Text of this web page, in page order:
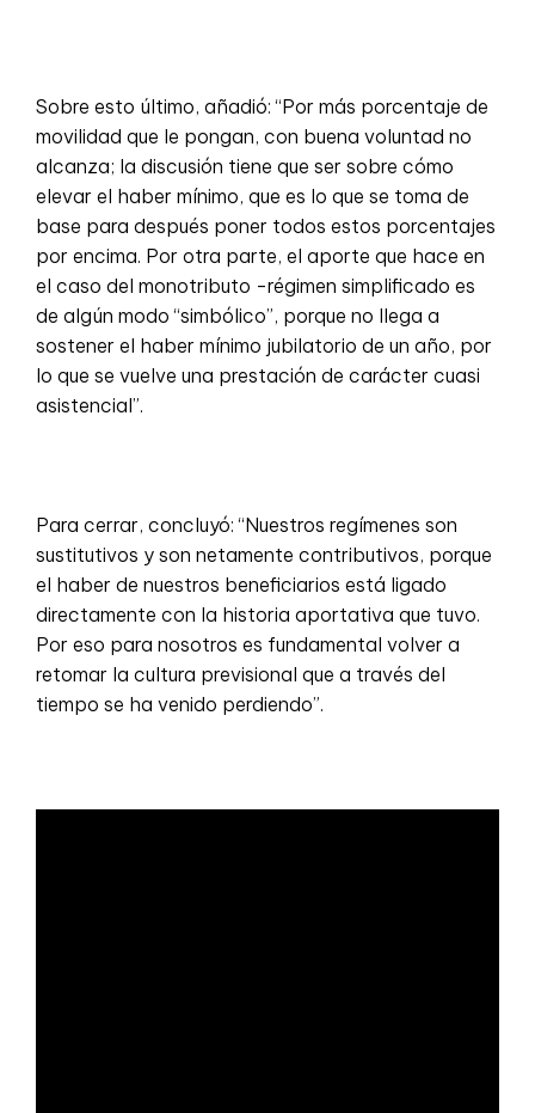
Sobre esto último, añadió: “Por más porcentaje de
movilidad que le pongan, con buena voluntad no
alcanza; la discusión tiene que ser sobre cómo
elevar el haber mínimo, que es lo que se toma de
base para después poner todos estos porcentajes
por encima. Por otra parte, el aporte que hace en
el caso del monotributo -régimen simplificado es
de algún modo “simbólico”, porque no llega a
sostener el haber mínimo jubilatorio de un año, por
lo que se vuelve una prestación de carácter cuasi
asistencial”.
Para cerrar, concluyó: “Nuestros regímenes son
sustitutivos y son netamente contributivos, porque
el haber de nuestros beneficiarios está ligado
directamente con la historia aportativa que tuvo.
Por eso para nosotros es fundamental volver a
retomar la cultura previsional que a través del
tiempo se ha venido perdiendo”.